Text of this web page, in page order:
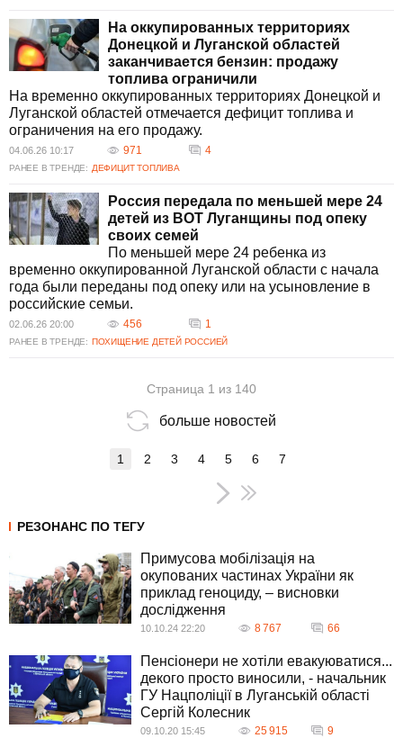
На оккупированных территориях
Донецкой и Луганской областей
заканчивается бензин: продажу
топлива ограничили
На временно оккупированных территориях Донецкой и
Луганской областей отмечается дефицит топлива и
ограничения на его продажу.
04.06.26 10:17 971 4
РАНЕЕ В ТРЕНДЕ: ДЕФИЦИТ ТОПЛИВА
Россия передала по меньшей мере 24
детей из ВОТ Луганщины под опеку
своих семей
По меньшей мере 24 ребенка из
временно оккупированной Луганской области с начала
года были переданы под опеку или на усыновление в
российские семьи.
02.06.26 20:00 456 1
РАНЕЕ В ТРЕНДЕ: ПОХИЩЕНИЕ ДЕТЕЙ РОССИЕЙ
Страница 1 из 140
больше новостей
1 2 3 4 5 6 7
РЕЗОНАНС ПО ТЕГУ
Примусова мобілізація на
окупованих частинах України як
приклад геноциду, – висновки
дослідження
10.10.24 22:20 8 767 66
Пенсіонери не хотіли евакуюватися...
декого просто виносили, - начальник
ГУ Нацполіції в Луганській області
Сергій Колесник
09.10.20 15:45 25 915 9